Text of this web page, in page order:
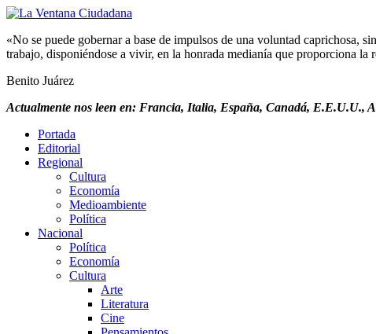
«No se puede gobernar a base de impulsos de una voluntad caprichosa,
trabajo, disponiéndose a vivir, en la honrada medianía que proporciona la
Benito Juárez
Actualmente nos leen en: Francia, Italia, España, Canadá,
Portada
Editorial
Regional
Cultura
Economía
Medioambiente
Política
Nacional
Política
Economía
Cultura
Arte
Literatura
Cine